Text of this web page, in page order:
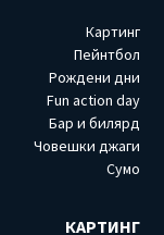
Картинг
Пейнтбол
Рождени дни
Fun action day
Бар и билярд
Човешки джаги
Сумо
КАРТИНГ